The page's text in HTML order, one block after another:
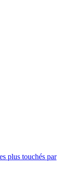
plus touchés par